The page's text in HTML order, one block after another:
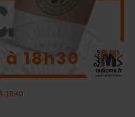
18:40